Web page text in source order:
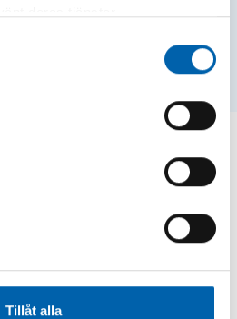
Tillåt alla
"dåligt efter". Många
och titta innan du slänger
bli förvånad över hur mycket
att använda!
på ”sista förbrukningsdag” –